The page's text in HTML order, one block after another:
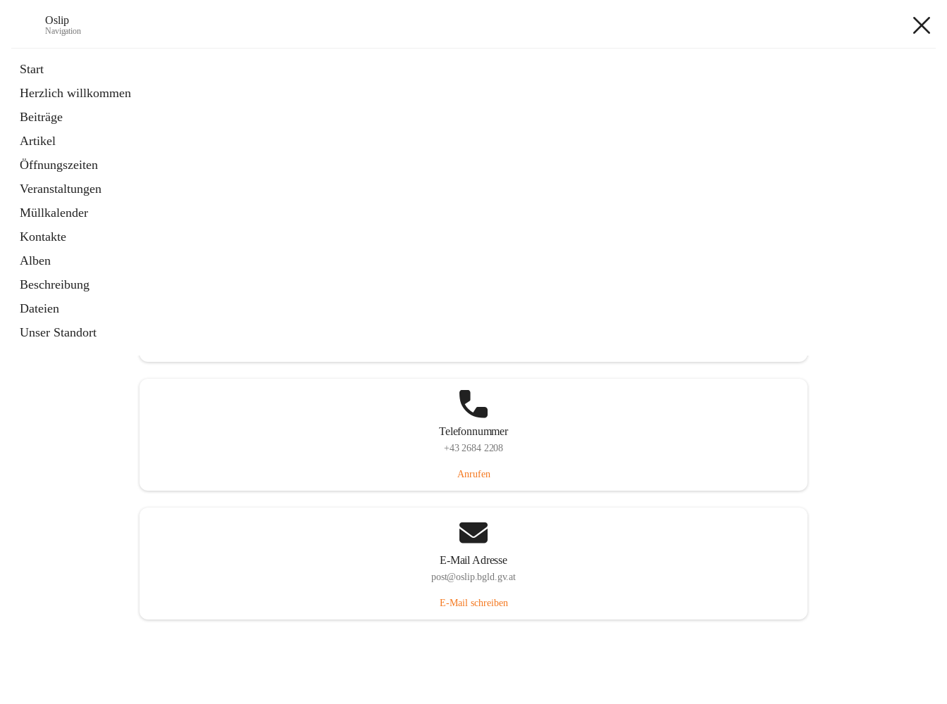
Oslip
Navigation
Start
Herzlich willkommen
Beiträge
Artikel
Öffnungszeiten
Veranstaltungen
Müllkalender
Kontakte
Alben
Beschreibung
Dateien
Unser Standort
Telefonnummer
+43 2684 2208
Anrufen
E-Mail Adresse
post@oslip.bgld.gv.at
E-Mail schreiben